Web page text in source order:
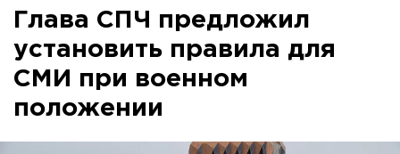
Глава СПЧ предложил
установить правила для
СМИ при военном
положении